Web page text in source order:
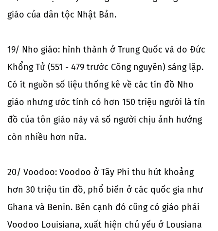
giáo của dân tộc Nhật Bản.
19/ Nho giáo: hình thành ở Trung Quốc và do Đức
Khổng Tử (551 - 479 trước Công nguyên) sáng lập.
Có ít nguồn số liệu thống kê về các tín đồ Nho
giáo nhưng ước tính có hơn 150 triệu người là tín
đồ của tôn giáo này và số người chịu ảnh hưởng
còn nhiều hơn nữa.
20/ Voodoo: Voodoo ở Tây Phi thu hút khoảng
hơn 30 triệu tín đồ, phổ biến ở các quốc gia như
Ghana và Benin. Bên cạnh đó cũng có giáo phái
Voodoo Louisiana, xuất hiện chủ yếu ở Lousiana